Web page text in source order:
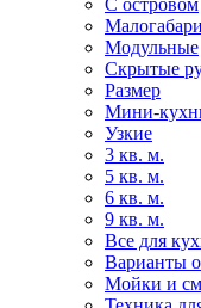
С островом
Модульные
Скрытые
Размер
Мини-
Узкие
3 кв. м.
5 кв. м.
6 кв. м.
9 кв. м.
Все для
Варианты
Мойки и